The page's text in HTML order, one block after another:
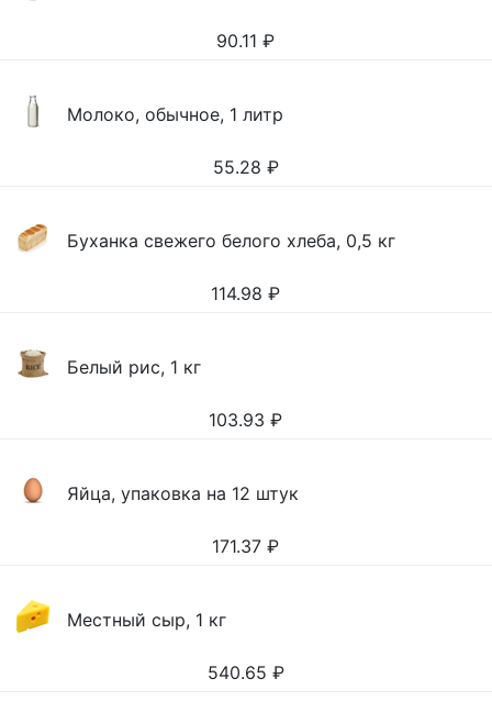
90.11 ₽
Молоко, обычное, 1 литр
55.28 ₽
Буханка свежего белого хлеба, 0,5 кг
114.98 ₽
Белый рис, 1 кг
103.93 ₽
Яйца, упаковка на 12 штук
171.37 ₽
Местный сыр, 1 кг
540.65 ₽